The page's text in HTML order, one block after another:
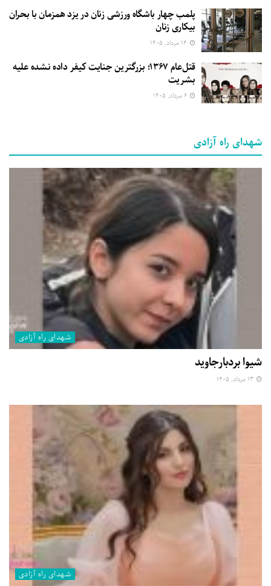
پلمب چهار باشگاه ورزشی زنان در یزد همزمان با بحران
بیکاری زنان
قتل‌عام ۱۳۶۷؛ بزرگترین جنایت کیفر داده نشده علیه
بشریت
شهدای راه آزادی
شهدای راه آزادی
شیوا بردبارجاوید
شهدای راه آزادی